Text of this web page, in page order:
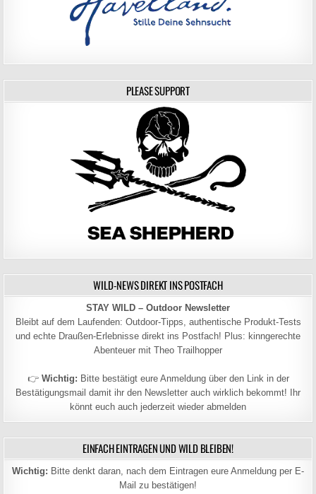
PLEASE SUPPORT
WILD-NEWS DIREKT INS POSTFACH
STAY WILD – Outdoor Newsletter
Bleibt auf dem Laufenden: Outdoor-Tipps, authentische Produkt-Tests
und echte Draußen-Erlebnisse direkt ins Postfach! Plus: kinngerechte
Abenteuer mit Theo Trailhopper
👉 Wichtig: Bitte bestätigt eure Anmeldung über den Link in der
Bestätigungsmail damit ihr den Newsletter auch wirklich bekommt! Ihr
könnt euch auch jederzeit wieder abmelden
EINFACH EINTRAGEN UND WILD BLEIBEN!
Wichtig: Bitte denkt daran, nach dem Eintragen eure Anmeldung per E-
Mail zu bestätigen!